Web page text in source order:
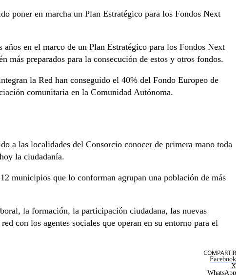
poner en marcha un Plan Estratégico para los Fondos Next
en el marco de un Plan Estratégico para los Fondos Next
preparados para la consecución de estos y otros fondos.
la Red han conseguido el 40% del Fondo Europeo de
comunitaria en la Comunidad Autónoma.
a las localidades del Consorcio conocer de primera mano toda
la ciudadanía.
municipios que lo conforman agrupan una población de más
la formación, la participación ciudadana, las nuevas
con los agentes sociales que operan en su entorno para el
COMPARTIR
Facebook
X
WhatsApp